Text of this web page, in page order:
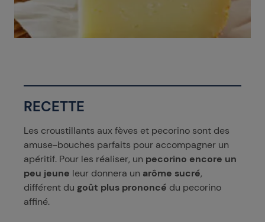
RECETTE
Les croustillants aux fèves et pecorino sont des
amuse-bouches parfaits pour accompagner un
apéritif. Pour les réaliser, un pecorino encore un
peu jeune leur donnera un arôme sucré,
différent du goût plus prononcé du pecorino
affiné.